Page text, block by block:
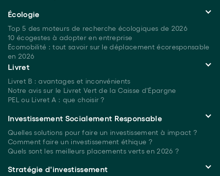
Écologie
Top 5 des moteurs de recherche écologiques de 2026
10 écogestes à adopter en entreprise
Écomobilité : tout savoir sur le déplacement écoresponsable
en 2026
Livret
Livret B : avantages et inconvénients
Notre avis sur le Livret Vert de la Caisse d'Épargne
PEL ou Livret A : que choisir ?
Investissement Socialement Responsable
Quelles solutions pour faire un investissement à impact ?
Comment faire un investissementéthique ?
Quels sont les meilleurs placements vertsen 2026 ?
Stratégie d'investissement